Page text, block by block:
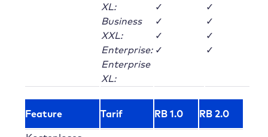
XL:
Business
XXL:
Enterprise:
Enterprise
XL:
✓
✓
✓
✓
✓
✓
✓
✓
Feature Tarif RB 1.0
RB 2.0